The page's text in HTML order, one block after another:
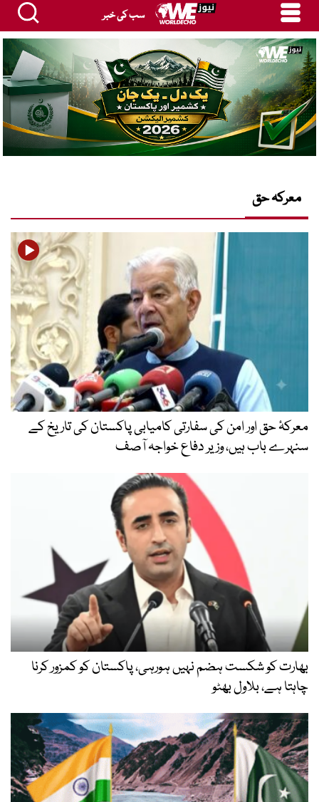
سب کی خبر
معرکہ حق
معرکۂ حق اور امن کی سفارتی کامیابی پاکستان کی تاریخ کے
سنہرے باب ہیں، وزیر دفاع خواجہ آصف
بھارت کو شکست ہضم نہیں ہورہی، پاکستان کو کمزور کرنا
چاہتا ہے، بلاول بھٹو